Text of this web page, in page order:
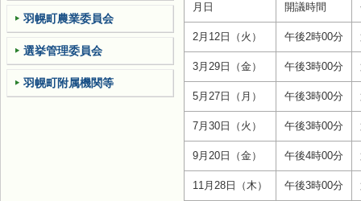
月日 開議時間
2月12日（火） 午後2時00分
3月29日（金） 午後3時00分
5月27日（月） 午後3時00分
7月30日（火） 午後3時00分
9月20日（金） 午後4時00分
11月28日（木） 午後3時00分
羽幌町農業委員会
選挙管理委員会
羽幌町附属機関等